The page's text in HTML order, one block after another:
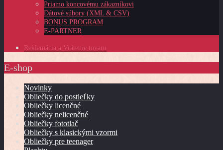
Priamo koncovému zákazníkovi
Dátové súbory (XML & CSV)
BONUS PROGRAM
E-PARTNER
Reklamácia a Vrátenie tovaru
E-shop
Novinky
Obliečky do postieľky
Obliečky licenčné
Obliečky nelicenčné
Obliečky fototlač
Obliečky s klasickými vzormi
Obliečky pre teenager